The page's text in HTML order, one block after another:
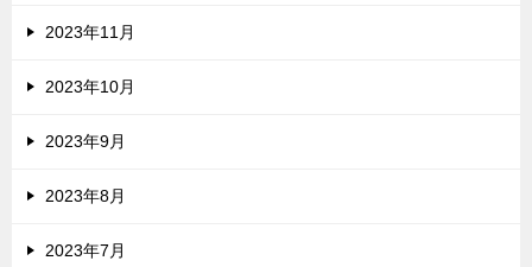
2023年11月
2023年10月
2023年9月
2023年8月
2023年7月